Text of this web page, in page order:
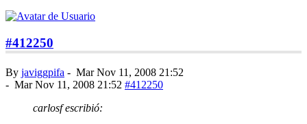
#412250
By javiggpifa - Mar Nov 11, 2008 21:52
- Mar Nov 11, 2008 21:52 #412250
carlosf escribió: